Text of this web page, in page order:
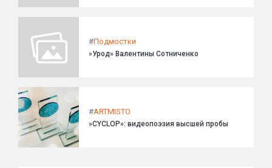
#Подмостки
»Урод» Валентины Сотниченко
#ARTMISTO
»CYCLOP»: видеопоэзия высшей пробы